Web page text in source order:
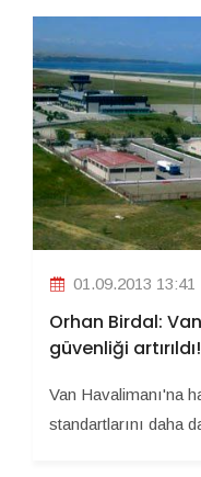
01.09.2013 13:41
Orhan Birdal:
güvenliği artırıldı!
Van Havalimanı'na
standartlarını daha